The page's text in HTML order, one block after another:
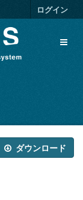
ログイン
ダウンロード